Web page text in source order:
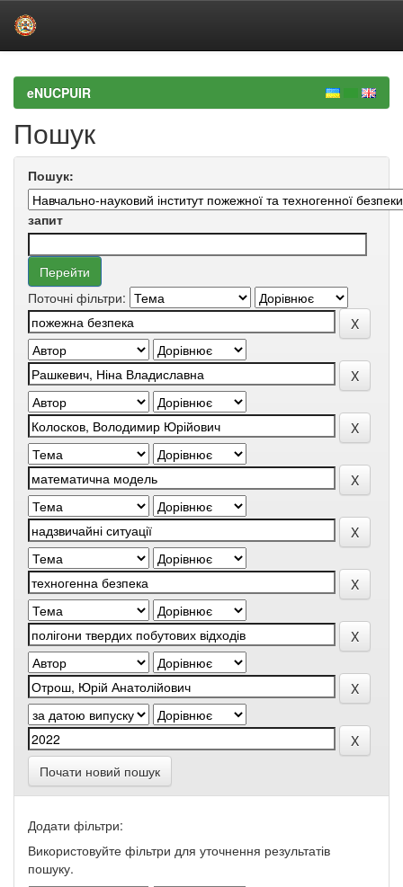
navigationeNUCPUIR
Пошук
Пошук:
запит
Поточні фільтри:
Почати новий пошук
Додати фільтри:
Використовуйте фільтри для уточнення результатів
пошуку.